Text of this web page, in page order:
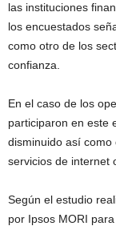
las instituciones
los encuestados
como otro de los
confianza.
En el caso de los
participaron en este
disminuido así
servicios de internet
Según el estudio
por Ipsos MORI